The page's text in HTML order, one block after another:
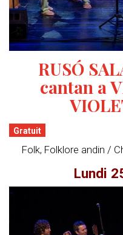
RUSÓ
cantan a
Gratuit
Folk, Folklore andin /
Lundi